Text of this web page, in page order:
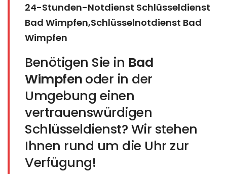
24-Stunden-Notdienst Schlüsseldienst
Bad Wimpfen,Schlüsselnotdienst Bad
Wimpfen
Benötigen Sie in Bad
Wimpfenoder in der
Umgebung einen
vertrauenswürdigen
Schlüsseldienst? Wir stehen
Ihnen rund um die Uhr zur
Verfügung!